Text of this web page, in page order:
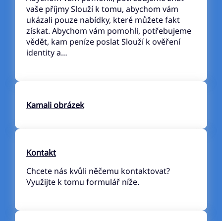
vaše příjmy Slouží k tomu, abychom vám
ukázali pouze nabídky, které můžete fakt
získat. Abychom vám pomohli, potřebujeme
vědět, kam peníze poslat Slouží k ověření
identity a…
Kamali obrázek
Kontakt
Chcete nás kvůli něčemu kontaktovat?
Využijte k tomu formulář níže.